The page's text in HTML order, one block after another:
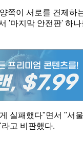
쪽이 서로를 견제하
'마지막 안전판' 하나
실패했다"면서 "서울
고 비판했다.